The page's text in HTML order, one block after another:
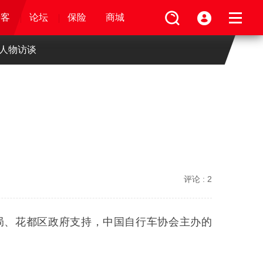
保险 商城
论坛 保险 商城
论坛 保险 商城
论坛 保险 商城
物访谈
评论 : 2
花都区政府支持，中国自行车协会主办的